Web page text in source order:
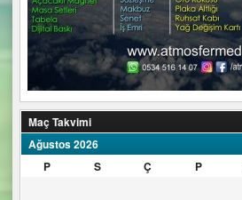
Maç Takvimi
Ağustos 2026
P
S Ç P